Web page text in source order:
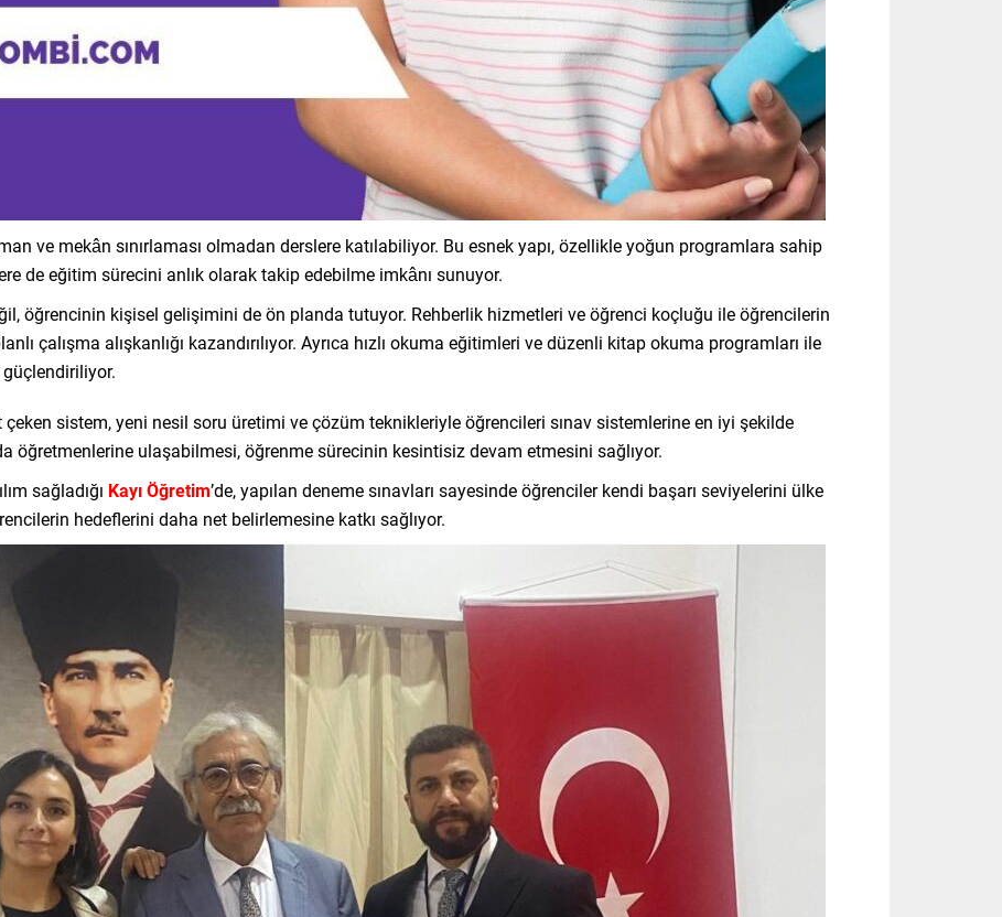
ve mekân sınırlaması olmadan derslere katılabiliyor. Bu esnek yapı, özellikle yoğun programlara sahip
de eğitim sürecini anlık olarak takip edebilme imkânı sunuyor.
öğrencinin kişisel gelişimini de ön planda tutuyor. Rehberlik hizmetleri ve öğrenci koçluğu ile öğrencilerin
çalışma alışkanlığı kazandırılıyor. Ayrıca hızlı okuma eğitimleri ve düzenli kitap okuma programları ile
sistem, yeni nesil soru üretimi ve çözüm teknikleriyle öğrencileri sınav sistemlerine en iyi şekilde
öğretmenlerine ulaşabilmesi, öğrenme sürecinin kesintisiz devam etmesini sağlıyor.
sağladığı Kayı Öğretim’de, yapılan deneme sınavları sayesinde öğrenciler kendi başarı seviyelerini ülke
hedeflerini daha net belirlemesine katkı sağlıyor.